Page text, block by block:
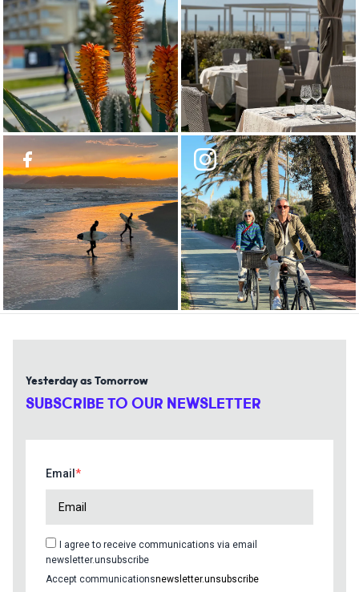
Yesterday as Tomorrow
SUBSCRIBE TO OUR NEWSLETTER
Email
I agree to receive communications via email
newsletter.unsubscribe
Accept communicationsnewsletter.unsubscribe